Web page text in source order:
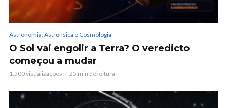
Astronomia, Astrofísica e Cosmologia
O Sol vai engolir a Terra? O veredicto
começou a mudar
1.500 visualizações 25 min de leitura